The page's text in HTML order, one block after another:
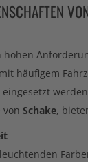
hohen
häufigem
von Schake,